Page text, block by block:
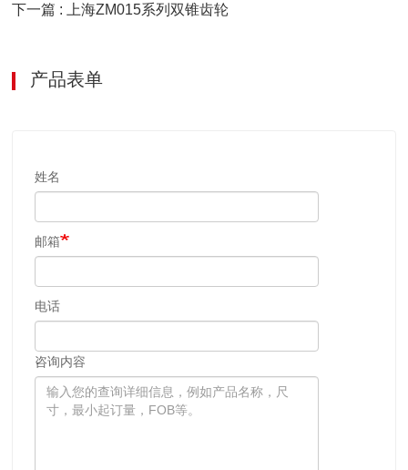
下一篇 : 上海ZM015系列双锥齿轮
产品表单
姓名
邮箱
电话
咨询内容